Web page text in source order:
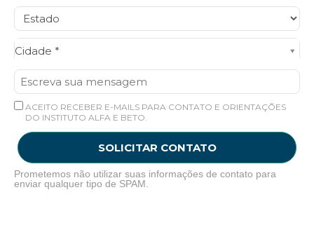
Cidade *
Cidade*
ACEITO RECEBER E-MAILS PARA CONTATO E ORIENTAÇÕES
DO INSTITUTO ALFA E BETO.
SOLICITAR CONTATO
Prometemos não utilizar suas informações de contato para
enviar qualquer tipo de SPAM.